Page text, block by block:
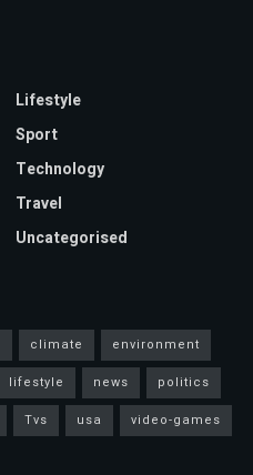
Lifestyle
Sport
Technology
Travel
Uncategorised
climate
environment
lifestyle news
politics
Tvs usa video-games